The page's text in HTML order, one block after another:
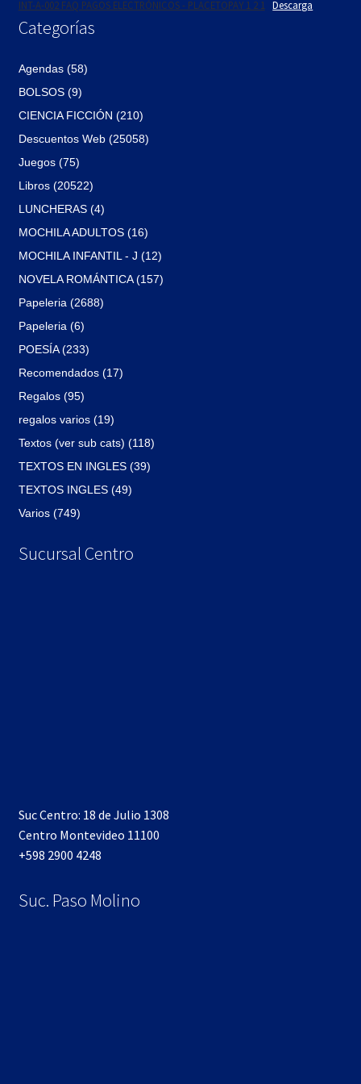
INT-A-002 FAQ PAGOS ELECTRÓNICOS - PLACETOPAY 1 2 1 Descarga
Categorías
Agendas (58)
BOLSOS (9)
CIENCIA FICCIÓN (210)
Descuentos Web (25058)
Juegos (75)
Libros (20522)
LUNCHERAS (4)
MOCHILA ADULTOS (16)
MOCHILA INFANTIL - J (12)
NOVELA ROMÁNTICA (157)
Papeleria (2688)
Papeleria (6)
POESÍA (233)
Recomendados (17)
Regalos (95)
regalos varios (19)
Textos (ver sub cats) (118)
TEXTOS EN INGLES (39)
TEXTOS INGLES (49)
Varios (749)
Sucursal Centro
Suc Centro: 18 de Julio 1308
Centro Montevideo 11100
+598 2900 4248
Suc. Paso Molino